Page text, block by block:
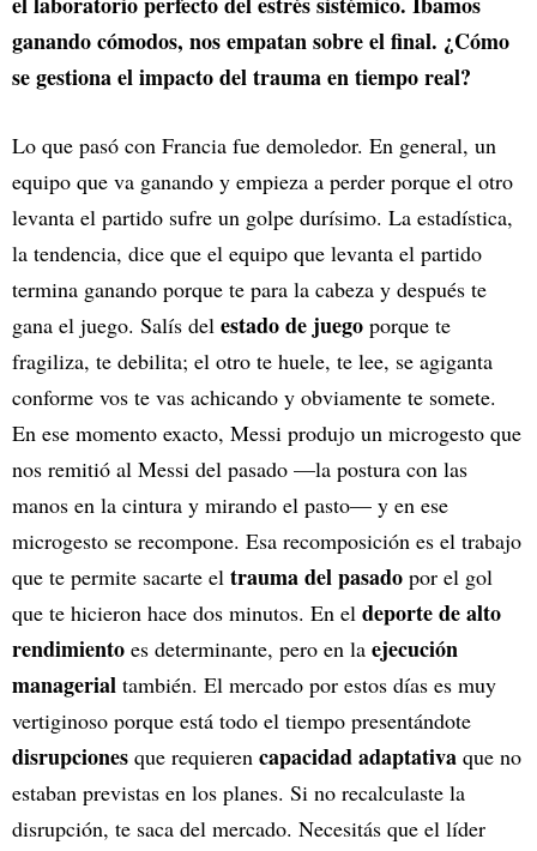
ganando cómodos, nos empatan sobre el final. ¿Cómo
se gestiona el impacto del trauma en tiempo real?
Lo que pasó con Francia fue demoledor. En general, un
equipo que va ganando y empieza a perder porque el otro
levanta el partido sufre un golpe durísimo. La estadística,
la tendencia, dice que el equipo que levanta el partido
termina ganando porque te para la cabeza y después te
gana el juego. Salís del estado de juego porque te
fragiliza, te debilita; el otro te huele, te lee, se agiganta
conforme vos te vas achicando y obviamente te somete.
En ese momento exacto, Messi produjo un microgesto que
nos remitió al Messi del pasado —la postura con las
manos en la cintura y mirando el pasto— y en ese
microgesto se recompone. Esa recomposición es el trabajo
que te permite sacarte el trauma del pasado por el gol
que te hicieron hace dos minutos. En el deporte de alto
rendimiento es determinante, pero en la ejecución
managerial también. El mercado por estos días es muy
vertiginoso porque está todo el tiempo presentándote
disrupciones que requieren capacidad adaptativa que no
estaban previstas en los planes. Si no recalculaste la
disrupción, te saca del mercado. Necesitás que el líder